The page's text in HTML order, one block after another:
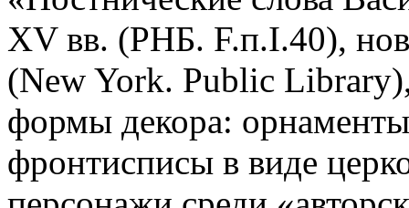
XV вв. (РНБ. F.п.I.40),
(New York. Public
формы декора:
фронтисписы в виде